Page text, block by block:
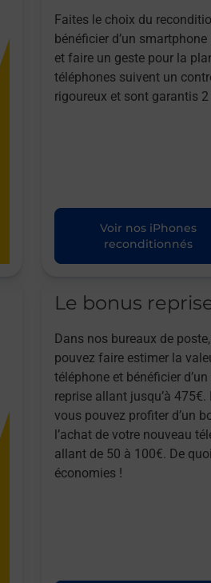
Faites le choix du
bénéficier d’un
et faire un geste pour la
téléphones suivent un
rigoureux et sont garantis 2
Voir nos iPhones
reconditionnés
Le bonus
Dans nos bureaux de
pouvez faire estimer la
téléphone et bénéficier
reprise allant jusqu’à 475€.
vous pouvez profiter d’un
l’achat de votre nouveau
allant de 50 à 100€. De
économies !